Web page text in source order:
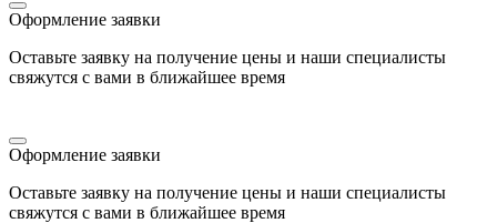
Оформление заявки
Оставьте заявку на получение цены и наши специалисты
свяжутся с вами в ближайшее время
Оформление заявки
Оставьте заявку на получение цены и наши специалисты
свяжутся с вами в ближайшее время